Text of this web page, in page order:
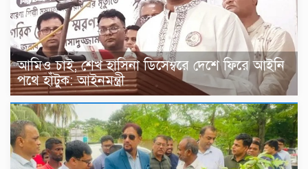
আমিও চাই, শেখ হাসিনা ডিসেম্বরে দেশে ফিরে আইনি
পথে হাঁটুক: আইনমন্ত্রী